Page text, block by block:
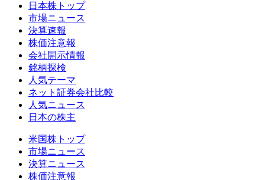
日本株トップ
市場ニュース
決算速報
株価注意報
会社開示情報
銘柄探検
人気テーマ
ネット証券会社比較
人気ニュース
日本の株主
米国株トップ
市場ニュース
決算ニュース
株価注意報